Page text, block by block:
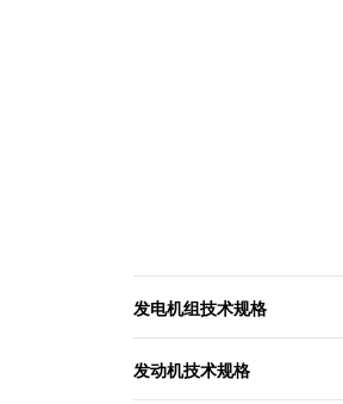
发电机组技术规格
发动机技术规格